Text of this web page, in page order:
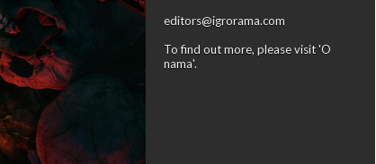
editors@igrorama.com
To find out more, please visit 'O
nama'.